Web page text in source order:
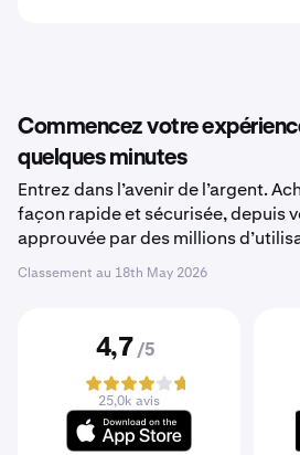
Commencez votre
quelques minutes
Entrez dans l’avenir de l’argent.
façon rapide et sécurisée, depuis
approuvée par des millions
Classement au 18th May 2026
4,7 /5
25,0k avis